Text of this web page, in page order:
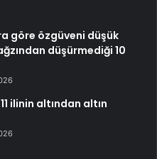
göre özgüveni düşük
düşürmediği 10
ilinin altından altın